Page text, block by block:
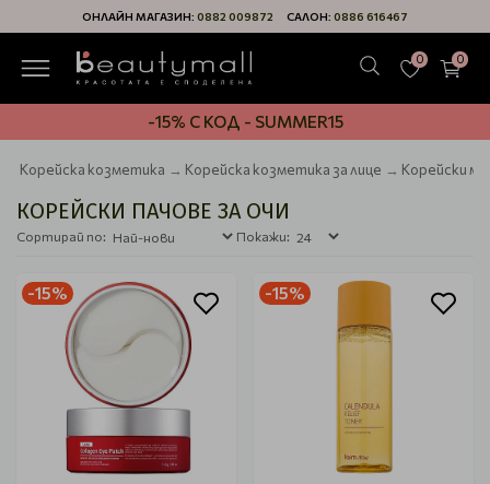
ОНЛАЙН МАГАЗИН: 0882 009872 САЛОН: 0886 616467
0 0
-15% С КОД - SUMMER15
Корейска козметика Корейска козметика за лице Корейски
КОРЕЙСКИ ПАЧОВЕ ЗА ОЧИ
Сортирай по: Покажи:
-15% -15%